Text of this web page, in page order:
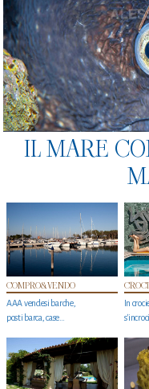
IL MARE
COMPRO&VENDO
AAA vendesi barche,
posti barca, case…
In